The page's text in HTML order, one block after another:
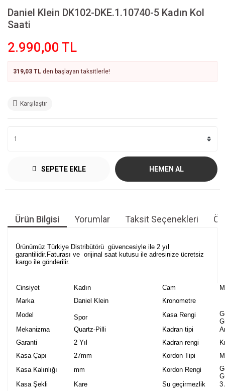
Daniel Klein DK102-DKE.1.10740-5 Kadın Kol
Saati
2.990,00 TL
319,03 TL den başlayan taksitlerle!
Karşılaştır
SEPETE EKLE HEMEN AL
Ürün Bilgisi Yorumlar Taksit Seçenekleri
Ürünümüz Türkiye Distribütörü güvencesiyle ile 2 yıl
garantilidir.Faturası ve orijinal saat kutusu ile adresinize ücretsiz
kargo ile gönderilir.
Cinsiyet Kadın Cam
Marka
Daniel Klein
Kronometre
Model
Spor Kasa Rengi
Mekanizma
Quartz-Pilli Kadran tipi
Garanti
2 Yıl Kadran rengi
Kasa Çapı
27mm Kordon Tipi
Kasa Kalınlığı
mm Kordon Rengi
Kasa Şekli
Kare Su geçirmezlik
3